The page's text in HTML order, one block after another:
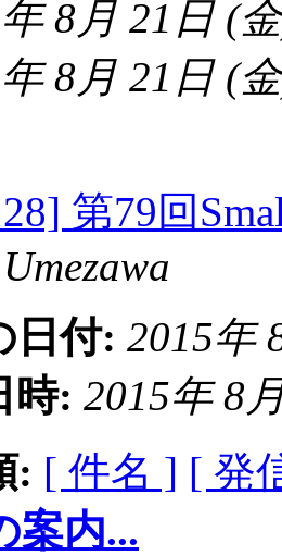
8月 21日 (
8月 21日 (
第79回
日付: 2015年
時: 2015年 8
: [ 件名 ] [ 発
案内...